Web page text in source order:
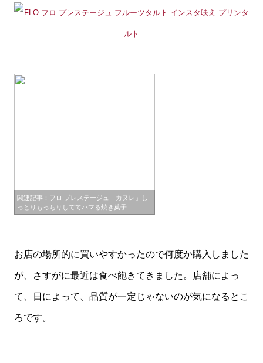
関連記事：フロ プレステージュ「カヌレ」し
っとりもっちりしててハマる焼き菓子
お店の場所的に買いやすかったので何度か購入しました
が、さすがに最近は食べ飽きてきました。店舗によっ
て、日によって、品質が一定じゃないのが気になるとこ
ろです。